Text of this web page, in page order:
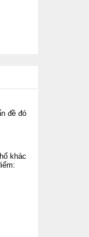
đề đó
khác